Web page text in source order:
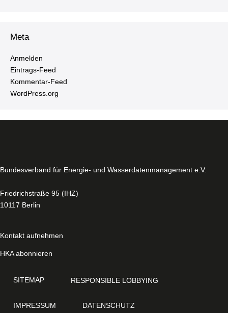
Meta
Anmelden
Ein­trags-Feed
Kom­men­tar-Feed
WordPress.​org
Bun­des­ver­band für Energie- und Was­ser­da­ten­ma­nage­ment e.V.
Fried­rich­stra­ße 95 (IHZ)
10117 Berlin
Kontakt aufnehmen
HKA abonnieren
SITEMAP RE­S­PON­SI­BLE LOBBYING
IMPRESSUM DA­TEN­SCHUTZ